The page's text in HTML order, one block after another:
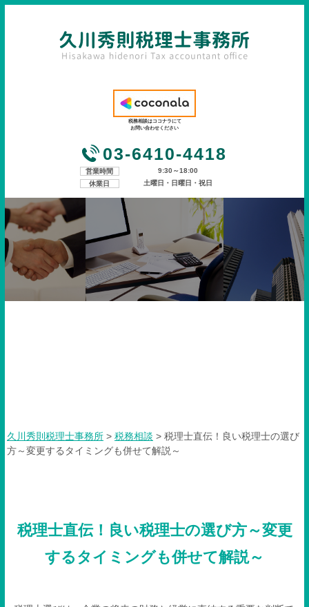
税務相談はココナラにて
お問い合わせください
03-6410-4418
営業時間
9:30～18:00
休業日
土曜日・日曜日・祝日
久川秀則税理士事務所 > 税務相談 > 税理士直伝！良い税理士の選び
方～変更するタイミングも併せて解説～
税理士直伝！良い税理士の選び方～変更
するタイミングも併せて解説～